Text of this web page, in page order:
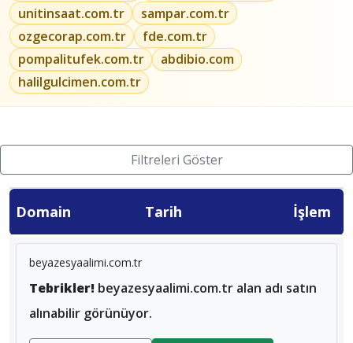
unitinsaat.com.tr
sampar.com.tr
ozgecorap.com.tr
fde.com.tr
pompalitufek.com.tr
abdibio.com
halilgulcimen.com.tr
Filtreleri Göster
Domain Tarih İşlem
beyazesyaalimi.com.tr
Tebrikler! beyazesyaalimi.com.tr alan adı satın
alınabilir görünüyor.